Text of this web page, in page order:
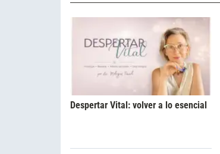
Despertar Vital: volver a lo esencial